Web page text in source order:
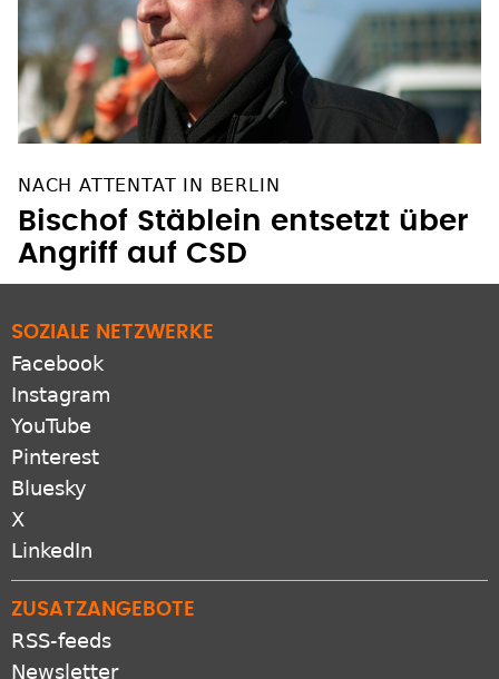
NACH ATTENTAT IN BERLIN
Bischof Stäblein entsetzt über
Angriff auf CSD
SOZIALE NETZWERKE
Facebook
Instagram
YouTube
Pinterest
Bluesky
X
LinkedIn
ZUSATZANGEBOTE
RSS-feeds
Newsletter